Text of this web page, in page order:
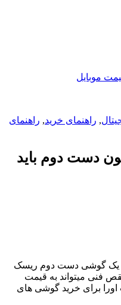
موبایل
, راهنمای خرید, راهنمای
دست دوم باید
یک گوشی دست دوم ریسک
نقص فنی میتواند به قیمت
برای خرید گوشی های